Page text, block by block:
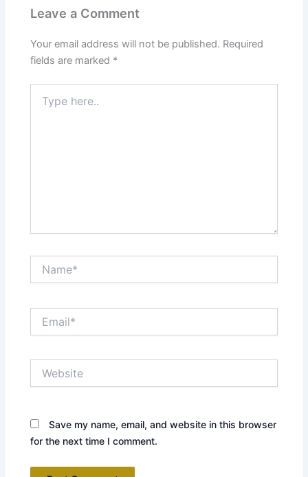
Leave a Comment
Your email address will not be published. Required
fields are marked *
here..
Save my name, email, and website in this browser
for the next time I comment.